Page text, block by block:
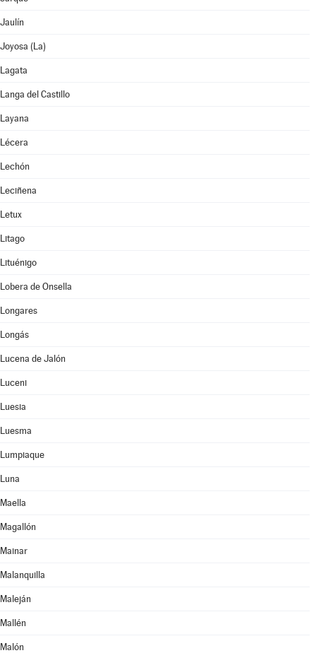
Jaulín
Joyosa (La)
Lagata
Langa del Castillo
Layana
Lécera
Lechón
Leciñena
Letux
Litago
Lituénigo
Lobera de Onsella
Longares
Longás
Lucena de Jalón
Luceni
Luesia
Luesma
Lumpiaque
Luna
Maella
Magallón
Mainar
Malanquilla
Maleján
Mallén
Malón